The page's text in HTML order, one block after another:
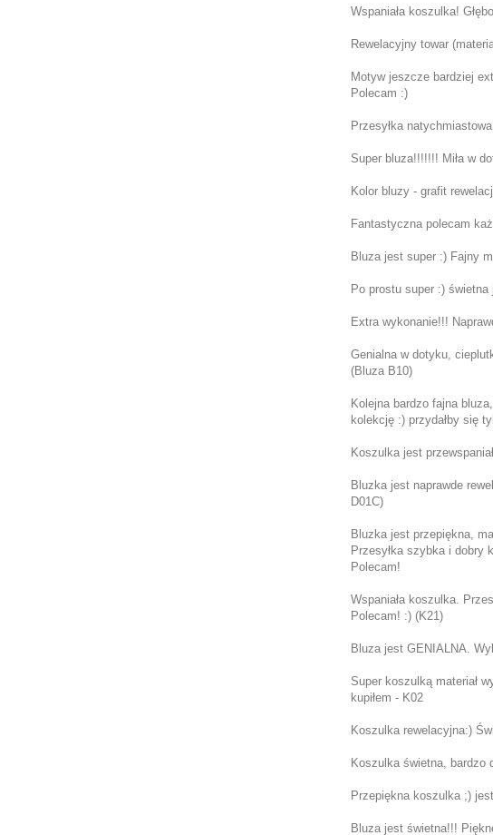
Wspaniała koszulka!
Rewelacyjny towar
Motyw jeszcze bardziej
Polecam :)
Przesyłka
Super bluza!!!!!!! Miła w
Kolor bluzy - grafit
Fantastyczna polecam
Bluza jest super :) Fajny
Po prostu super :)
Extra wykonanie!!!
Genialna w dotyku,
(Bluza B10)
Kolejna bardzo fajna
kolekcję :) przydałby się
Koszulka jest
Bluzka jest naprawde
D01C)
Bluzka jest przepiękna,
Przesyłka szybka i dobry
Polecam!
Wspaniała koszulka.
Polecam! :) (K21)
Bluza jest GENIALNA.
Super koszulką materiał
kupiłem - K02
Koszulka rewelacyjna:)
Koszulka świetna, bardzo
Przepiękna koszulka ;)
Bluza jest świetna!!!